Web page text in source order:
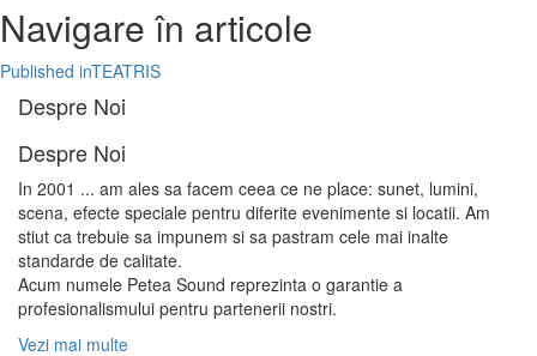
Navigare în articole
Published inTEATRIS
Despre Noi
Despre Noi
In 2001 ... am ales sa facem ceea ce ne place: sunet, lumini,
scena, efecte speciale pentru diferite evenimente si locatii. Am
stiut ca trebuie sa impunem si sa pastram cele mai inalte
standarde de calitate.
Acum numele Petea Sound reprezinta o garantie a
profesionalismului pentru partenerii nostri.
Vezi mai multe